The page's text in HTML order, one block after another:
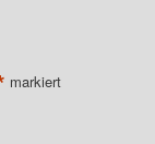
markiert